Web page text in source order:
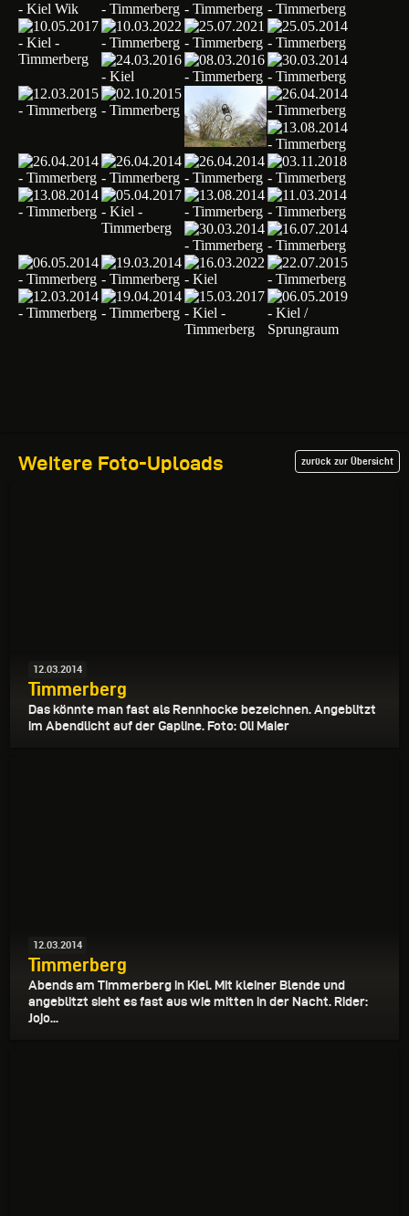
Weitere Foto-Uploads zurück zur Übersicht
12.03.2014
Timmerberg
Das könnte man fast als Rennhocke bezeichnen. Angeblitzt
im Abendlicht auf der Gapline. Foto: Oli Maier
12.03.2014
Timmerberg
Abends am Timmerberg in Kiel. Mit kleiner Blende und
angeblitzt sieht es fast aus wie mitten in der Nacht. Rider:
Jojo...